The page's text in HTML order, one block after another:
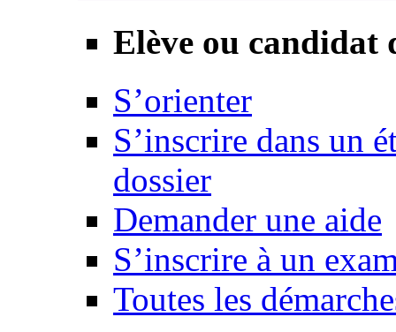
Elève ou candidat
S’orienter
S’inscrire dans un
dossier
Demander une aide
S’inscrire à un
Toutes les